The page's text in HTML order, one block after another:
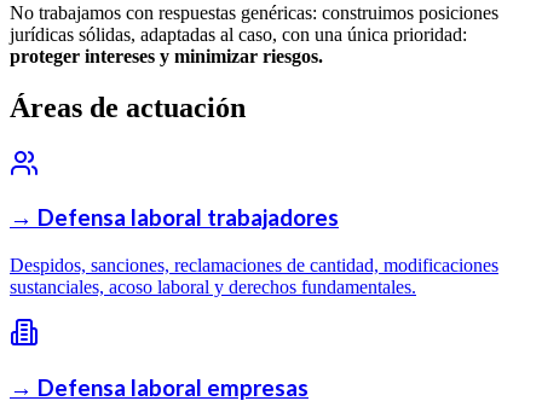
No trabajamos con respuestas genéricas: construimos posiciones
jurídicas sólidas, adaptadas al caso, con una única prioridad:
proteger intereses y minimizar riesgos.
Áreas de actuación
→ Defensa laboral trabajadores
Despidos, sanciones, reclamaciones de cantidad, modificaciones
sustanciales, acoso laboral y derechos fundamentales.
→ Defensa laboral empresas